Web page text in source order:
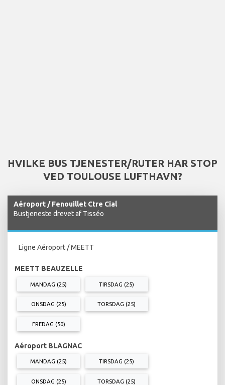
HVILKE BUS TJENESTER/RUTER HAR STOP
VED TOULOUSE LUFTHAVN?
Aéroport / Fenouillet Ctre Cial
Bustjeneste drevet af Tisséo
Ligne Aéroport / MEETT
MEETT BEAUZELLE
MANDAG (25) TIRSDAG (25)
ONSDAG (25) TORSDAG (25)
FREDAG (50)
Aéroport BLAGNAC
MANDAG (25) TIRSDAG (25)
ONSDAG (25) TORSDAG (25)